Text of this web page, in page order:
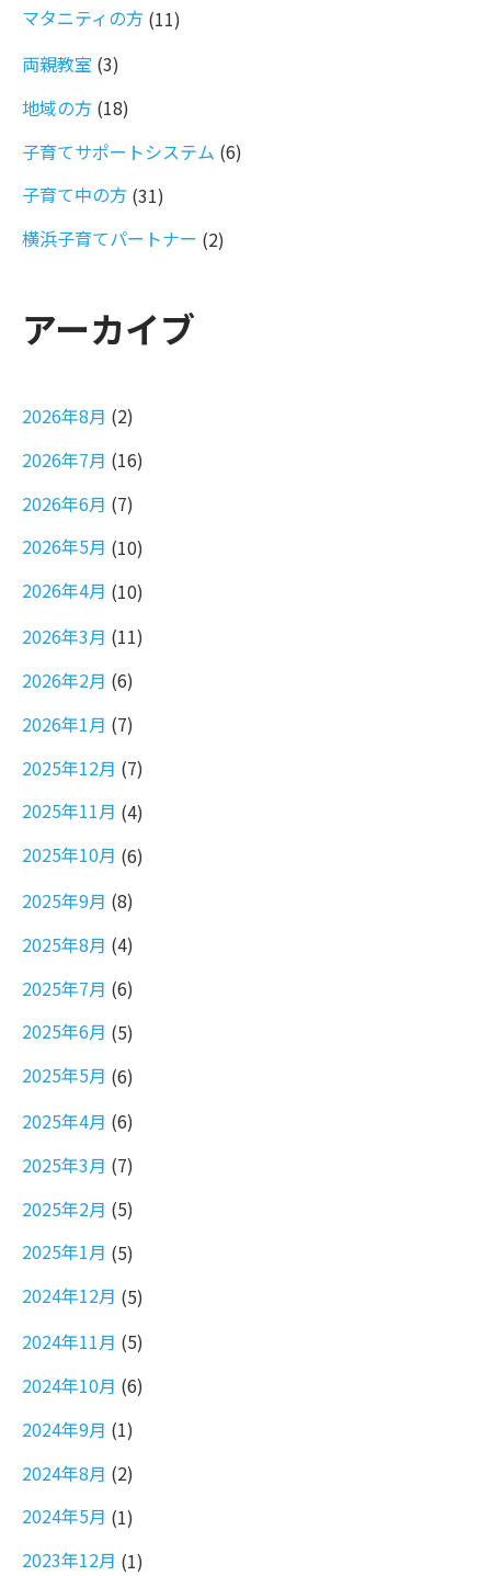
マタニティの方 (11)
両親教室 (3)
地域の方 (18)
子育てサポートシステム (6)
子育て中の方 (31)
横浜子育てパートナー (2)
アーカイブ
2026年8月 (2)
2026年7月 (16)
2026年6月 (7)
2026年5月 (10)
2026年4月 (10)
2026年3月 (11)
2026年2月 (6)
2026年1月 (7)
2025年12月 (7)
2025年11月 (4)
2025年10月 (6)
2025年9月 (8)
2025年8月 (4)
2025年7月 (6)
2025年6月 (5)
2025年5月 (6)
2025年4月 (6)
2025年3月 (7)
2025年2月 (5)
2025年1月 (5)
2024年12月 (5)
2024年11月 (5)
2024年10月 (6)
2024年9月 (1)
2024年8月 (2)
2024年5月 (1)
2023年12月 (1)